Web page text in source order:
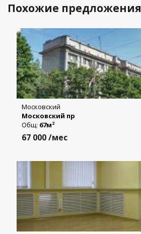
Похожие предложения
Московский
Московский пр
Общ: 67м2
67 000/мес